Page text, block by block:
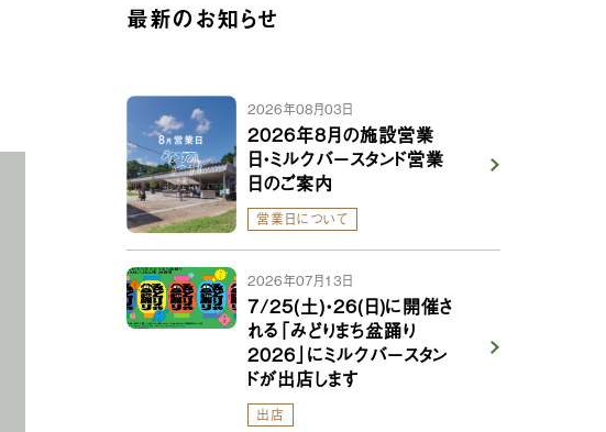
最新のお知らせ
2026年08月03日
2026年8月の施設営業
日・ミルクバースタンド営業
日のご案内
営業日について
2026年07月13日
7/25(土)・26(日)に開催さ
れる「みどりまち盆踊り
2026」にミルクバースタン
ドが出店します
出店